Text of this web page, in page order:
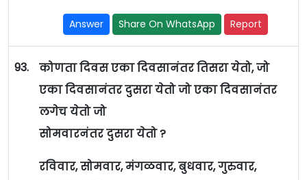
Answer Share On WhatsApp Report
93.
कोणता दिवस एका दिवसानंतर तिसरा येतो, जो
एका दिवसानंतर दुसरा येतो जो एका दिवसानंतर
लगेच येतो जो
सोमवारनंतर दुसरा येतो ?
रविवार, सोमवार, मंगळवार, बुधवार, गुरुवार,